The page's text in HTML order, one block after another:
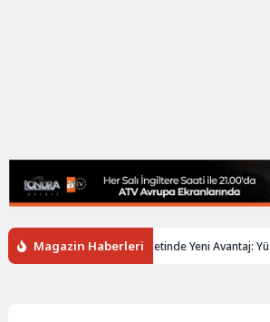
Magazin Haberleri
Gençlere Tren Biletinde Yeni Avantaj: Yüzde